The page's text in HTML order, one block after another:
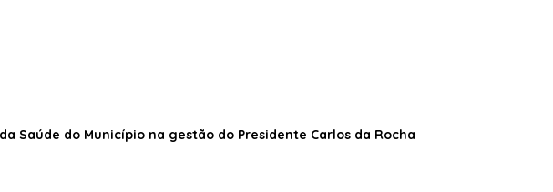
Saúde do Município na gestão do Presidente Carlos da Rocha